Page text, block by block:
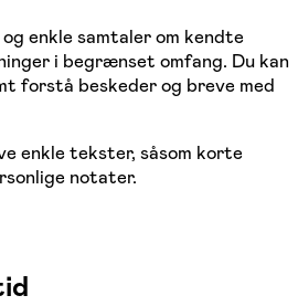
enkle samtaler om kendte
i begrænset omfang. Du kan
forstå beskeder og breve med
enkle tekster, såsom korte
notater.